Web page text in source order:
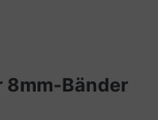
8mm-Bänder